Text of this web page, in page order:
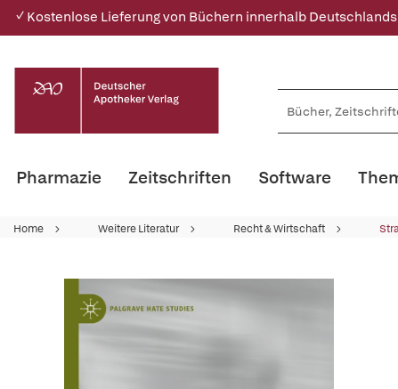
✓ Kostenlose Lieferung von Büchern innerhalb Deutschlands
Pharmazie Zeitschriften Software
Home Weitere Literatur Recht & Wirtschaft